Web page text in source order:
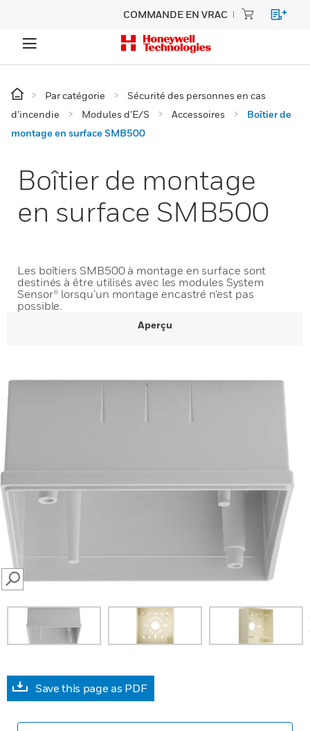
COMMANDE EN VRAC
Par catégorie
Sécurité des personnes en cas
d’incendie
Modules d’E/S Accessoires
Boîtier de
montage en surface SMB500
Boîtier de montage
en surface SMB500
Les boîtiers SMB500 à montage en surface sont
destinés à être utilisés avec les modules System
Sensor® lorsqu’un montage encastré n’est pas
possible.
Aperçu
SEARCH
prev
Save this page as PDF